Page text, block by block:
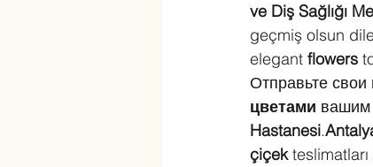
ve Diş Sağlığı
geçmiş olsun
elegant flowers
Отправьте
цветами вашим
Hastanesi.
çiçek teslimatları